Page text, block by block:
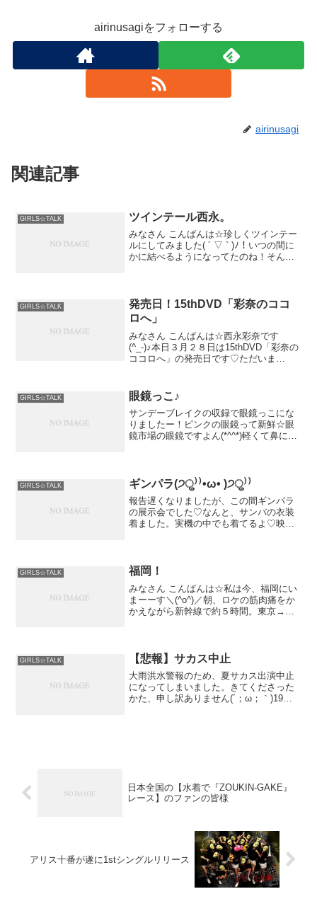
airinusagiをフォローする
airinusagi
関連記事
GIRLS☆TALK ツインテール西永。
みなさん こんばんは☆珍しくツインテー
ルにしてみました( ´ ▽ ` )ﾉ！いつの間に
かに結べるようになってたのね！そんな
GIRLS☆TALK
発売日！15thDVD「彩奈のココ
ロへ」
みなさん こんばんは☆西永彩奈です
(^_-)♪本日３月２８日は15thDVD「彩奈の
ココロへ」の発売日です♡ただいま
難...
GIRLS☆TALK 眼鏡っこ♪
サンデーブレイクの収録で眼鏡っこにな
りましたー！ピンクの眼鏡って新鮮☆眼
鏡市場の眼鏡ですよん(*^^*)軽くて鼻に跡
GIRLS☆TALK ギンパラ(੭ु⁾⁾•ω• )੭ु⁾⁾
報告遅くなりましたが、この間ギンパラ
の展示会でした♡なんと、サンバの衣装
着ました。実機の中でも着てるよ♡映像
GIRLS☆TALK 福岡！
みなさん こんばんは☆私は今、福岡にい
まーーす＼(^o^)／朝、ロケの筋肉痛をか
かえながら新幹線で約５時間。東京→福
GIRLS☆TALK 【悲報】サカス中止
大雨洪水警報のため、夏サカス出演中止
になってしまいました。きてくださった
かた、申し訳ありません(´；ω；｀)19時
日本全国の【水着で『ZOUKIN-GAKE』
レース】のファンの皆様
アリス十番が遂に1stシングルリリース